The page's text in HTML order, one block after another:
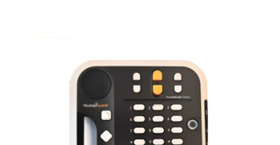
Daisy-MP3-player Victor Reader
Stratus 12M